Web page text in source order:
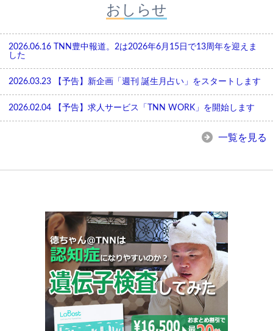
おしらせ
2026.06.16
TNN豊中報道。2は2026年6月15日で13周年を迎えま
した
2026.03.23 【予告】新企画「週刊 誕生月占い」をスタートします
2026.02.04 【予告】求人サービス「TNN WORK」を開始します
一覧を見る